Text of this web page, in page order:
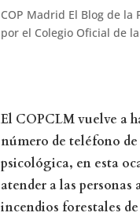
COP Madrid El Blog de la
por el Colegio Oficial de
El COPCLM vuelve a
número de teléfono
psicológica, en esta
atender a las personas
incendios forestales